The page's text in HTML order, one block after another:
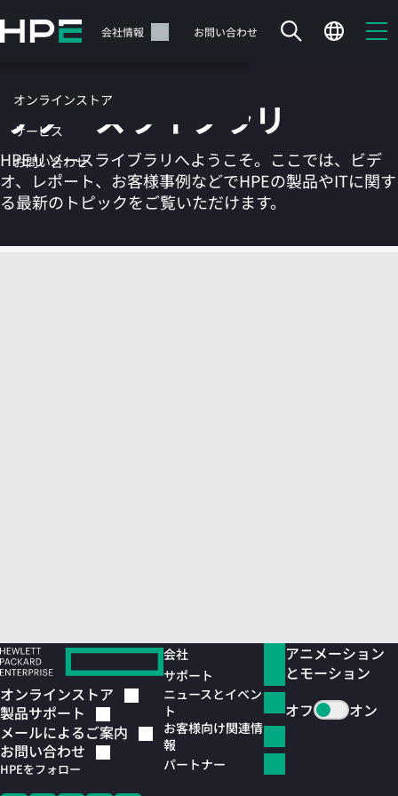
イ
テ
ツ
に
ス
ッ
サポート 会社情報 お問い合わせ
オンラインストア
サービス
お問い合わせ
カートは空です
リソースライブラリ
HPEリソースライブラリへようこそ。ここでは、ビデ
オ、レポート、お客様事例などでHPEの製品やITに関す
る最新のトピックをご覧いただけます。
オンラインストア
製品サポート
メールによるご案内
お問い合わせ
HPEをフォロー
会社
サポート
ニュースとイベン
ト
お客様向け関連情
報
パートナー
アニメーション
とモーション
オフ
オン